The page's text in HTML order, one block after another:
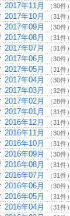
2017年11月 （30件）
2017年10月 （31件）
2017年09月 （30件）
2017年08月 （31件）
2017年07月 （31件）
2017年06月 （30件）
2017年05月 （31件）
2017年04月 （30件）
2017年03月 （32件）
2017年02月 （28件）
2017年01月 （31件）
2016年12月 （31件）
2016年11月 （30件）
2016年10月 （31件）
2016年09月 （30件）
2016年08月 （31件）
2016年07月 （31件）
2016年06月 （30件）
2016年05月 （31件）
2016年04月 （31件）